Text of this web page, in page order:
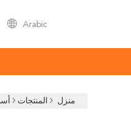
Arabic
منزل المنتجات